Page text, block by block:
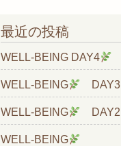
最近の投稿
WELL-BEING DAY4
WELL-BEING DAY3
WELL-BEING DAY2
WELL-BEING